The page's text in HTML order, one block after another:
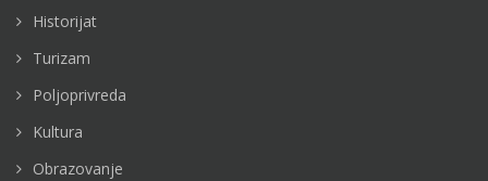
Historijat
Turizam
Poljoprivreda
Kultura
Obrazovanje